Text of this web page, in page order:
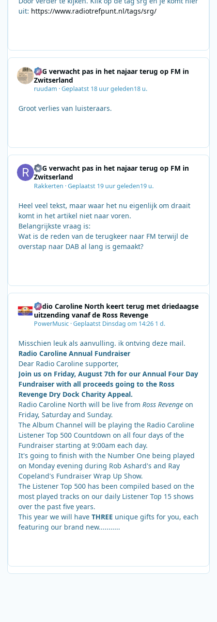
uit: https://www.radiotrefpunt.nl/tags/srg/
SRG verwacht pas in het najaar terug op FM in
Zwitserland
ruudam ·Geplaatst 18 uur geleden18 u.
Groot verlies van luisteraars.
SRG verwacht pas in het najaar terug op FM in
Zwitserland
Rakkerten ·Geplaatst 19 uur geleden19 u.
Heel veel tekst, maar waar het nu eigenlijk om draait
komt in het artikel niet naar voren.
Belangrijkste vraag is:
Wat is de reden van de terugkeer naar FM terwijl de
overstap naar DAB al lang is gemaakt?
Radio Caroline North keert terug met driedaagse
uitzending vanaf de Ross Revenge
PowerMusic ·Geplaatst Dinsdag om 14:26 1 d.
Misschien leuk als aanvulling. ik ontving deze mail.
Radio Caroline Annual Fundraiser
Dear Radio Caroline supporter,
Join us on Friday, August 7th for our Annual Four Day
Fundraiser with all proceeds going to the Ross
Revenge Dry Dock Charity Appeal.
Radio Caroline North will be live from Ross Revenge on
Friday, Saturday and Sunday.
The Album Channel will be playing the Radio Caroline
Listener Top 500 Countdown on all four days of the
Fundraiser starting at 9:00am each day.
It's going to finish with the Number One being played
on Monday evening during Rob Ashard's and Ray
Copeland's Fundraiser Wrap Up Show.
The Listener Top 500 has been compiled based on the
most played tracks on our daily Listener Top 15 shows
over the past five years.
This year we will have THREE unique gifts for you, each
featuring our brand new...........